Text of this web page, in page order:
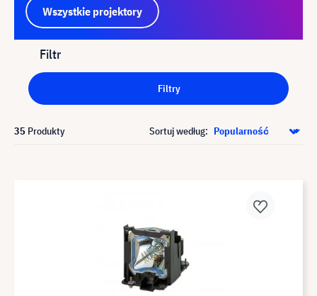
Wszystkie projektory
Filtr
Filtry
35 Produkty Sortuj według: